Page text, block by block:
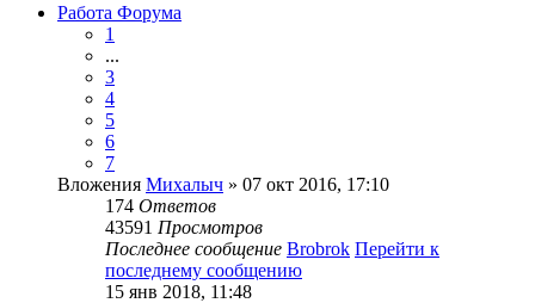
Работа Форума
1
...
3
4
5
6
7
Вложения Михалыч » 07 окт 2016, 17:10
174 Ответов
43591 Просмотров
Последнее сообщение Brobrok Перейти к
последнему сообщению
15 янв 2018, 11:48